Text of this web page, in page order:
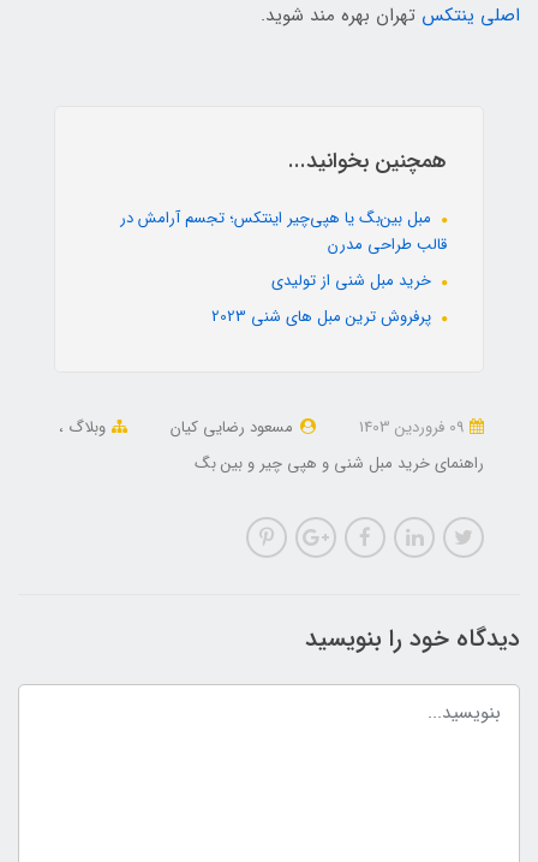
اصلی ینتکس تهران بهره مند شوید.
همچنین بخوانید...
مبل بین‌بگ یا هپی‌چیر اینتکس؛ تجسم آرامش در
قالب طراحی مدرن
خرید مبل شنی از تولیدی
پرفروش ترین مبل های شنی 2023
مسعود رضایی کیان
وبلاگ
راهنمای خرید مبل شنی و هپی چیر و بین بگ
دیدگاه خود را بنویسید